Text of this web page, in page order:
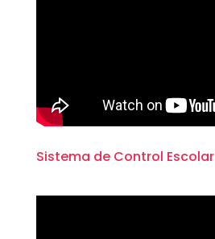
Sistema de Control Escolar